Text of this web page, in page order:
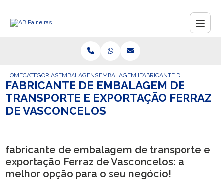
HOMECATEGORIASEMBALAGENS PARA EXPORTACAO
EMBALAGEM DE EXPORTACAO
FABRICANTE DE
FABRICANTE DE EMBALAGEM DE
TRANSPORTE E EXPORTAÇÃO FERRAZ
DE VASCONCELOS
fabricante de embalagem de transporte e
exportação Ferraz de Vasconcelos: a
melhor opção para o seu negócio!